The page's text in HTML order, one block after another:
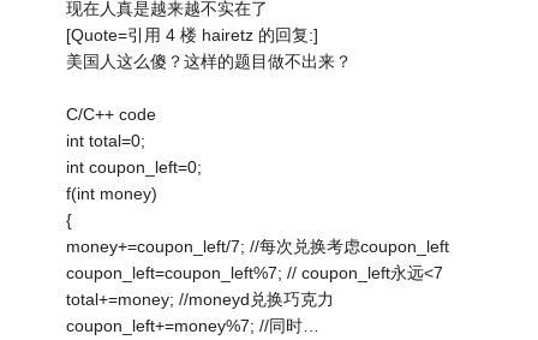
现在人真是越来越不实在了
[Quote=引用 4 楼 hairetz 的回复:]
美国人这么傻？这样的题目做不出来？
C/C++ code
int total=0;
int coupon_left=0;
f(int money)
{
money+=coupon_left/7; //每次兑换考虑coupon_left
coupon_left=coupon_left%7; // coupon_left永远<7
total+=money; //moneyd兑换巧克力
coupon_left+=money%7; //同时…